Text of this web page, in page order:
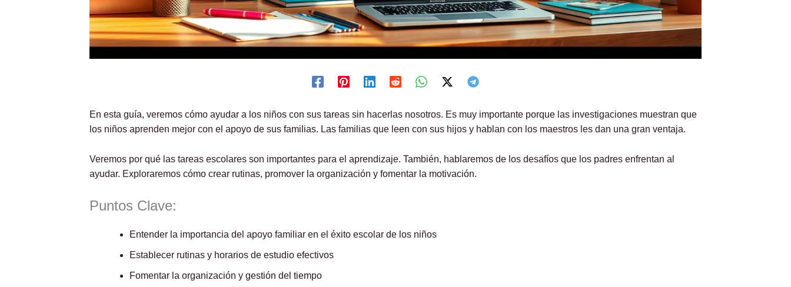
En esta guía, veremos cómo ayudar a los niños con sus tareas sin hacerlas nosotros. Es muy importante porque las investigaciones muestran que
los niños aprenden mejor con el apoyo de sus familias. Las familias que leen con sus hijos y hablan con los maestros les dan una gran ventaja.
Veremos por qué las tareas escolares son importantes para el aprendizaje. También, hablaremos de los desafíos que los padres enfrentan al
ayudar. Exploraremos cómo crear rutinas, promover la organización y fomentar la motivación.
Puntos Clave:
Entender la importancia del apoyo familiar en el éxito escolar de los niños
Establecer rutinas y horarios de estudio efectivos
Fomentar la organización y gestión del tiempo